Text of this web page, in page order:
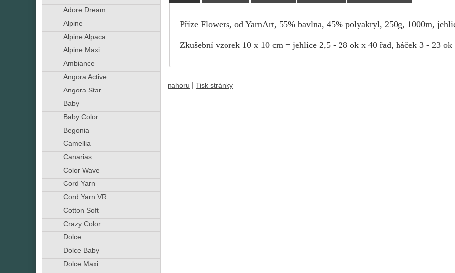
Příze Flowers, od YarnArt, 55% bavlna, 45% polyakryl, 250g, 1000m,
Zkušební vzorek 10 x 10 cm = jehlice 2,5 - 28 ok x 40 řad, háček 3 - 23 ok
nahoru Tisk stránky
Adore Dream
Alpine
Alpine Alpaca
Alpine Maxi
Ambiance
Angora Active
Angora Star
Baby
Baby Color
Begonia
Camellia
Canarias
Color Wave
Cord Yarn
Cord Yarn VR
Cotton Soft
Crazy Color
Dolce
Dolce Baby
Dolce Maxi